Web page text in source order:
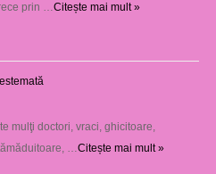
prin … Citește mai mult »
mulţi doctori, vraci, ghicitoare,
… Citește mai mult »